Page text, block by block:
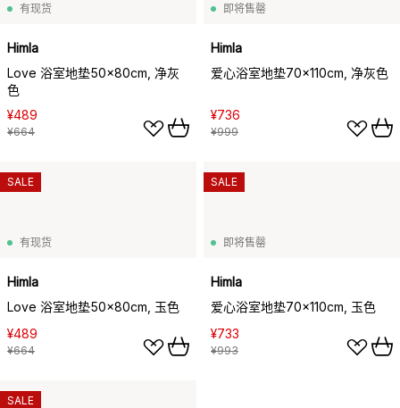
有现货
Himla
Love 浴室地垫50x80cm, 净灰
色
¥489
¥664
即将售罄
Himla
爱心浴室地垫70x110cm, 净灰色
¥736
¥999
有现货
Himla
Love 浴室地垫50x80cm, 玉色
¥489
¥664
SALE
即将售罄
Himla
爱心浴室地垫70x110cm, 玉色
¥733
¥993
SALE
SALE